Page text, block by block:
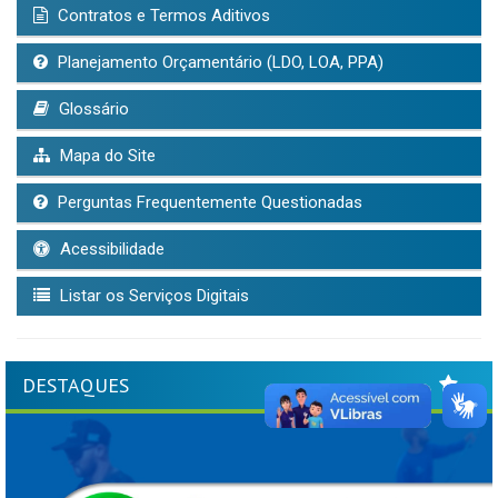
Contratos e Termos Aditivos
Planejamento Orçamentário (LDO, LOA, PPA)
Glossário
Mapa do Site
Perguntas Frequentemente Questionadas
Acessibilidade
Listar os Serviços Digitais
DESTAQUES